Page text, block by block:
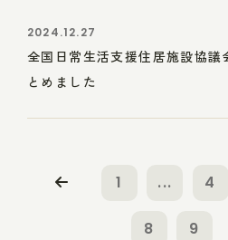
2024.12.27
全国日常生活支援住居施設協議
とめました
1 ... 4
8 9